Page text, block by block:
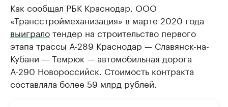
Как сообщал РБК Краснодар, ООО
«Трансстроймеханизация» в марте 2020 года
выигралотендер на строительство первого
этапа трассы А-289 Краснодар — Славянск-на-
Кубани — Темрюк — автомобильная дорога
А-290 Новороссийск. Стоимость контракта
составляла более 59 млрд рублей.